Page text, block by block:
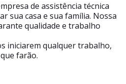
de assistência técnica
sua casa e sua família. Nossa
qualidade e trabalho
iniciarem qualquer trabalho,
farão.